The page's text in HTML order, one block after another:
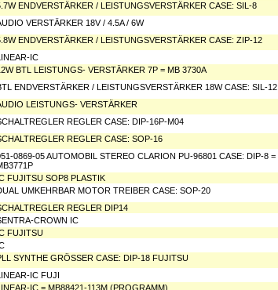
ENDVERSTÄRKER / LEISTUNGSVERSTÄRKER CASE: SIL-8
VERSTÄRKER 18V / 4.5A / 6W
ENDVERSTÄRKER / LEISTUNGSVERSTÄRKER CASE: ZIP-12
IC
BTL LEISTUNGS- VERSTÄRKER 7P = MB 3730A
ENDVERSTÄRKER / LEISTUNGSVERSTÄRKER 18W CASE: SIL-12
LEISTUNGS- VERSTÄRKER
REGLER CASE: DIP-16P-M04
REGLER CASE: SOP-16
0869-05 AUTOMOBIL STEREO CLARION PU-96801 CASE: DIP-8 =
FUJITSU SOP8 PLASTIK
UMKEHRBAR MOTOR TREIBER CASE: SOP-20
REGLER DIP14
CROWN IC
FUJITSU
SYNTHE GRÖSSER CASE: DIP-18 FUJITSU
IC FUJI
IC = MB88421-113M (PROGRAMM)